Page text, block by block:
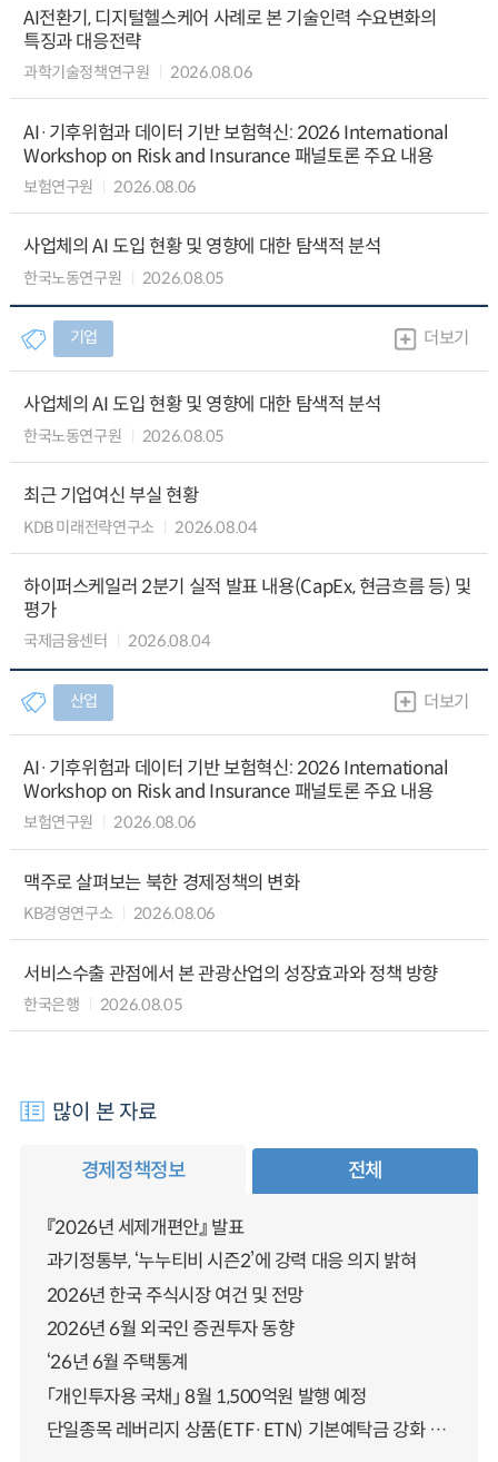
AI전환기, 디지털헬스케어 사례로 본 기술인력 수요변화의
특징과 대응전략
과학기술정책연구원 2026.08.06
AI·기후위험과 데이터 기반 보험혁신: 2026 International
Workshop on Risk and Insurance 패널토론 주요 내용
보험연구원 2026.08.06
사업체의 AI 도입 현황 및 영향에 대한 탐색적 분석
한국노동연구원 2026.08.05
기업 더보기
사업체의 AI 도입 현황 및 영향에 대한 탐색적 분석
한국노동연구원 2026.08.05
최근 기업여신 부실 현황
KDB 미래전략연구소 2026.08.04
하이퍼스케일러 2분기 실적 발표 내용(CapEx, 현금흐름 등) 및
평가
국제금융센터 2026.08.04
산업 더보기
AI·기후위험과 데이터 기반 보험혁신: 2026 International
Workshop on Risk and Insurance 패널토론 주요 내용
보험연구원 2026.08.06
맥주로 살펴보는 북한 경제정책의 변화
KB경영연구소 2026.08.06
서비스수출 관점에서 본 관광산업의 성장효과와 정책 방향
한국은행 2026.08.05
많이 본 자료
경제정책정보 전체
『2026년 세제개편안』 발표
과기정통부, ‘누누티비 시즌2’에 강력 대응 의지 밝혀
2026년 한국 주식시장 여건 및 전망
2026년 6월 외국인 증권투자 동향
‘26년 6월 주택통계
「개인투자용 국채」 8월 1,500억원 발행 예정
단일종목 레버리지 상품(ETF·ETN) 기본예탁금 강화 조기시행 방안 안내